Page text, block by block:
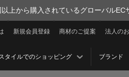
上から購入されているグローバルEC
法人の
商材のご提案
新規会員登録
ブランド
タイルでのショッピング